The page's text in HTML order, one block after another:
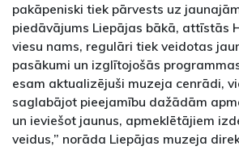
pakāpeniski tiek pārvests uz
piedāvājums Liepājas bākā, attīstās
viesu nams, regulāri tiek veidotas
pasākumi un izglītojošās
esam aktualizējuši muzeja cenrādi,
saglabājot pieejamību dažādām
un ieviešot jaunus, apmeklētājiem
veidus,” norāda Liepājas muzeja